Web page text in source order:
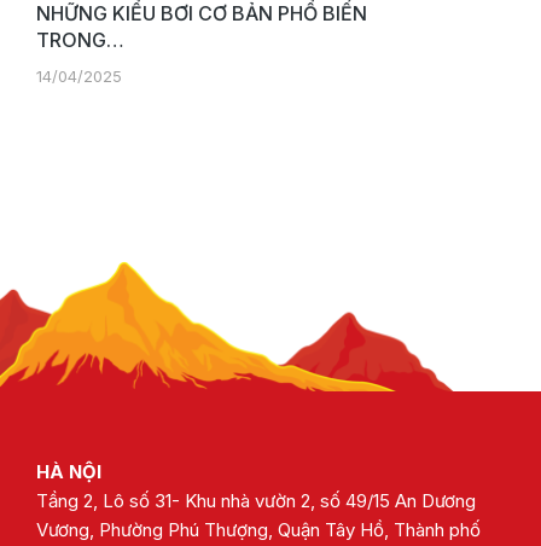
NHỮNG KIỂU BƠI CƠ BẢN PHỔ BIẾN
TRONG…
14/04/2025
HÀ NỘI
Tầng 2, Lô số 31- Khu nhà vườn 2, số 49/15 An Dương
Vương, Phường Phú Thượng, Quận Tây Hồ, Thành phố